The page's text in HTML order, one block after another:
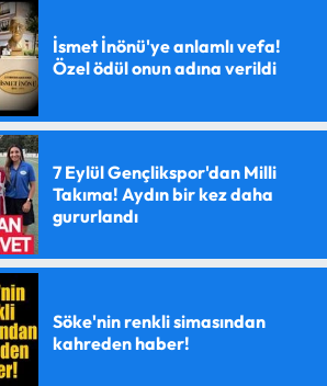
İsmet İnönü'ye anlamlı vefa!
Özel ödül onun adına verildi
7 Eylül Gençlikspor'dan Milli
Takıma! Aydın bir kez daha
gururlandı
Söke'nin renkli simasından
kahreden haber!